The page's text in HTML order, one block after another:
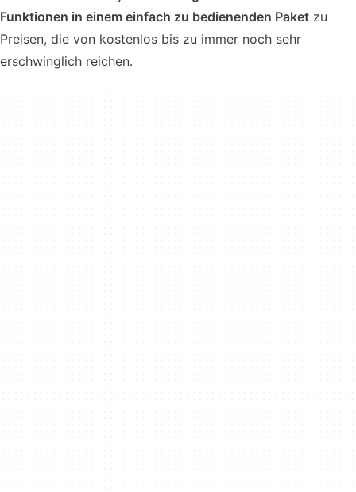
Funktionen in einem einfach zu bedienenden Paket zu
Preisen, die von kostenlos bis zu immer noch sehr
erschwinglich reichen.